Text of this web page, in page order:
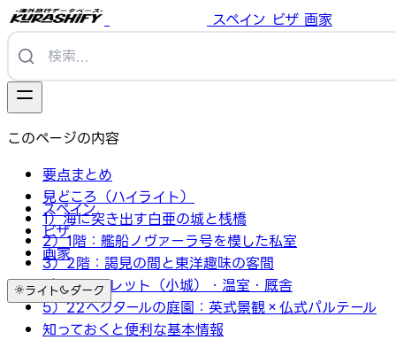
スペイン ビザ 画家
スペイン
ビザ
画家
ライト ダーク
このページの内容
要点まとめ
見どころ（ハイライト）
1）海に突き出す白亜の城と桟橋
2）1階：艦船ノヴァーラ号を模した私室
3）2階：謁見の間と東洋趣味の客間
4）カステレット（小城）・温室・厩舎
5）22ヘクタールの庭園：英式景観×仏式パルテール
知っておくと便利な基本情報